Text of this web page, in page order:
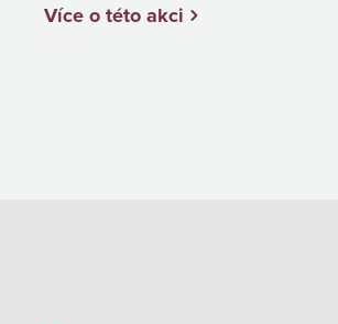
Více o této akci